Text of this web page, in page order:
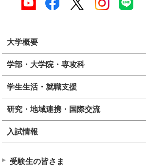
大学概要
学部・大学院・専攻科
学生生活・就職支援
研究・地域連携・国際交流
入試情報
受験生の皆さま